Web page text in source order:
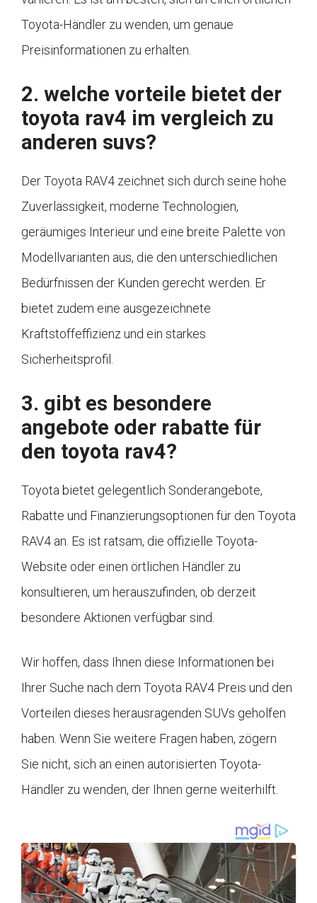
Toyota-Händler zu wenden, um genaue
Preisinformationen zu erhalten.
2. welche vorteile bietet der
toyota rav4 im vergleich zu
anderen suvs?
Der Toyota RAV4 zeichnet sich durch seine hohe
Zuverlässigkeit, moderne Technologien,
geräumiges Interieur und eine breite Palette von
Modellvarianten aus, die den unterschiedlichen
Bedürfnissen der Kunden gerecht werden. Er
bietet zudem eine ausgezeichnete
Kraftstoffeffizienz und ein starkes
Sicherheitsprofil.
3. gibt es besondere
angebote oder rabatte für
den toyota rav4?
Toyota bietet gelegentlich Sonderangebote,
Rabatte und Finanzierungsoptionen für den Toyota
RAV4 an. Es ist ratsam, die offizielle Toyota-
Website oder einen örtlichen Händler zu
konsultieren, um herauszufinden, ob derzeit
besondere Aktionen verfügbar sind.
Wir hoffen, dass Ihnen diese Informationen bei
Ihrer Suche nach dem Toyota RAV4 Preis und den
Vorteilen dieses herausragenden SUVs geholfen
haben. Wenn Sie weitere Fragen haben, zögern
Sie nicht, sich an einen autorisierten Toyota-
Händler zu wenden, der Ihnen gerne weiterhilft.